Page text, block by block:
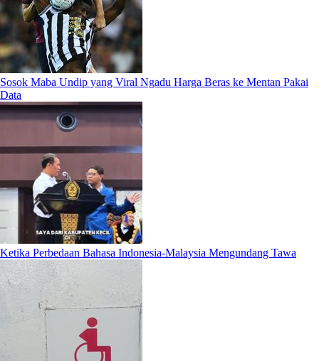
Sosok Maba Undip yang Viral Ngadu Harga Beras ke Mentan Pakai
Data
Ketika Perbedaan Bahasa Indonesia-Malaysia Mengundang Tawa